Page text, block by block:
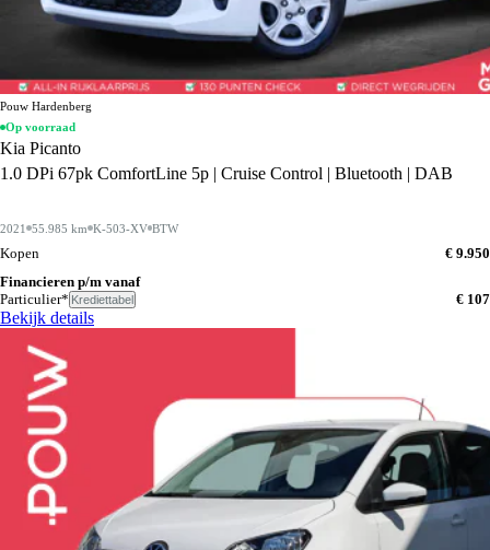
Pouw Hardenberg
Op voorraad
Kia Picanto
1.0 DPi 67pk ComfortLine 5p | Cruise Control | Bluetooth | DAB
2021 55.985 km K-503-XV BTW
Kopen
€ 9.950
Financieren p/m vanaf
Particulier* Krediettabel € 107
Bekijk details